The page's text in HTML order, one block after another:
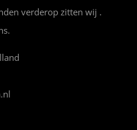
verderop zitten wij .